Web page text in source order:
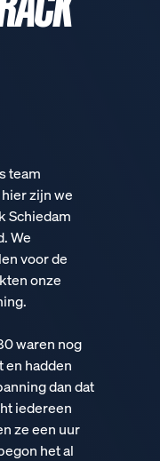
team
zijn we
Schiedam
We
voor de
onze
waren nog
en hadden
dan dat
iedereen
ze een uur
het al